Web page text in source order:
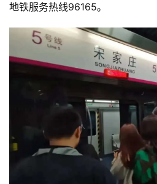
地铁服务热线96165。